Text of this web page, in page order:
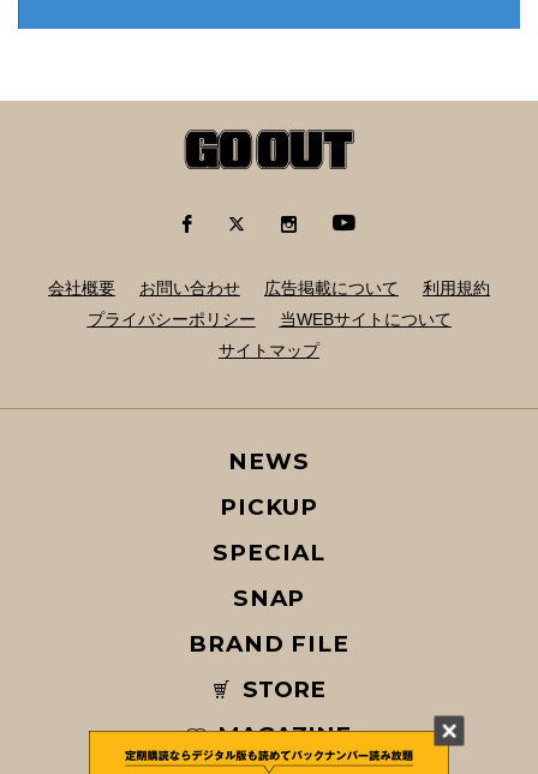
会社概要 お問い合わせ 広告掲載について
利用規約
プライバシーポリシー
当WEBサイトについて
サイトマップ
NEWS
PICKUP
SPECIAL
SNAP
BRAND FILE
STORE
MAGAZINE